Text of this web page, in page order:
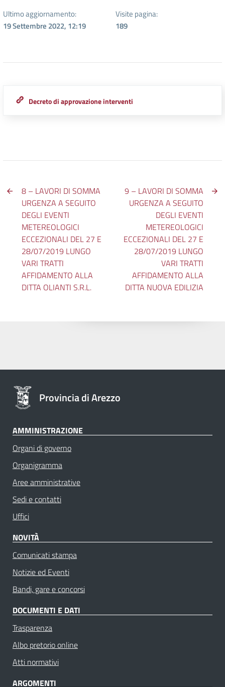
Ultimo aggiornamento:
19 Settembre 2022, 12:19
Visite pagina:
189
Decreto di approvazione interventi
8 – LAVORI DI SOMMA
URGENZA A SEGUITO
DEGLI EVENTI
METEREOLOGICI
ECCEZIONALI DEL 27 E
28/07/2019 LUNGO
VARI TRATTI
AFFIDAMENTO ALLA
DITTA OLIANTI S.R.L.
9 – LAVORI DI SOMMA
URGENZA A SEGUITO
DEGLI EVENTI
METEREOLOGICI
ECCEZIONALI DEL 27 E
28/07/2019 LUNGO
VARI TRATTI
AFFIDAMENTO ALLA
DITTA NUOVA EDILIZIA
Provincia di Arezzo
AMMINISTRAZIONE
Organi di governo
Organigramma
Aree amministrative
Sedi e contatti
Uffici
NOVITÀ
Comunicati stampa
Notizie ed Eventi
Bandi, gare e concorsi
DOCUMENTI E DATI
Trasparenza
Albo pretorio online
Atti normativi
ARGOMENTI